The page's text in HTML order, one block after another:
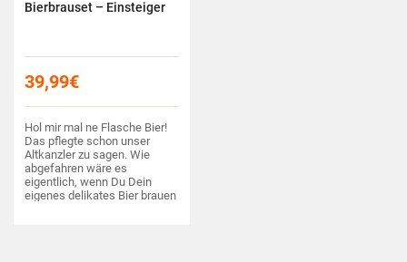
Bierbrauset – Einsteiger
39,99€
Hol mir mal ne Flasche Bier!
Das pflegte schon unser
Altkanzler zu sagen. Wie
abgefahren wäre es
eigentlich, wenn Du Dein
eigenes delikates Bier brauen